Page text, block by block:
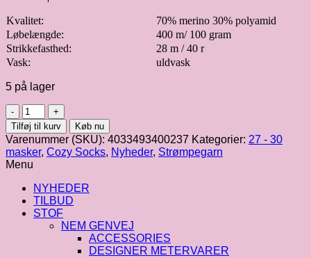
Kvalitet:
70% merino 30% polyamid
Løbelængde:
400 m/ 100 gram
Strikkefasthed:
28 m / 40 r
Vask:
uldvask
5 på lager
Cosy
Socks
|
Hvid
fv.
10
antal
Tilføj til kurv Køb nu
Varenummer (SKU): 4033493400237 Kategorier: 27 - 30
masker, Cozy Socks, Nyheder, Strømpegarn
Menu
NYHEDER
TILBUD
STOF
NEM GENVEJ
ACCESSORIES
DESIGNER METERVARER